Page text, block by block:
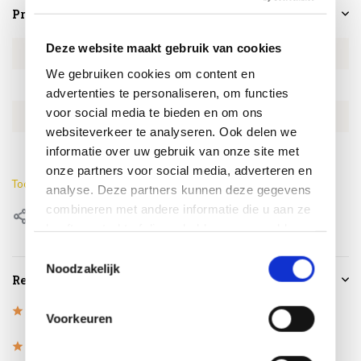
Deze website maakt gebruik van cookies
We gebruiken cookies om content en
advertenties te personaliseren, om functies
voor social media te bieden en om ons
websiteverkeer te analyseren. Ook delen we
informatie over uw gebruik van onze site met
onze partners voor social media, adverteren en
analyse. Deze partners kunnen deze gegevens
combineren met andere informatie die u aan ze
Noodzakelijk
Voorkeuren
Productspecificaties
Artikelnummer EXBO85971644
EAN 0659424209607
Lengte 180 cm
Toon meer
Delen
Reviews